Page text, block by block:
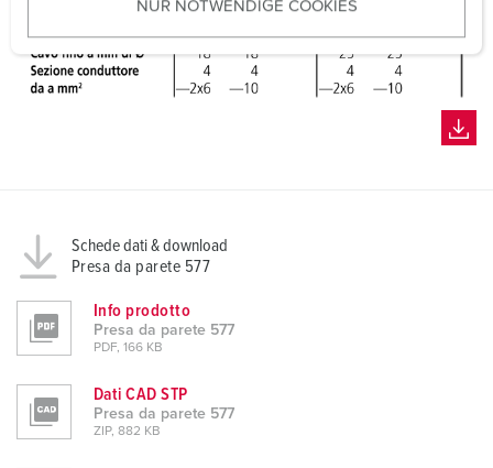
w
a
h
NUR NOTWENDIGE COOKIES
Schede dati & download
Presa da parete 577
Info prodotto
Presa da parete 577
PDF, 166 KB
Dati CAD STP
Presa da parete 577
ZIP, 882 KB